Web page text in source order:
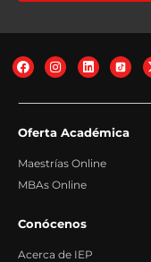
sobre Protección de
Oferta Académica
Maestrías Online
MBAs Online
Conócenos
Acerca de IEP